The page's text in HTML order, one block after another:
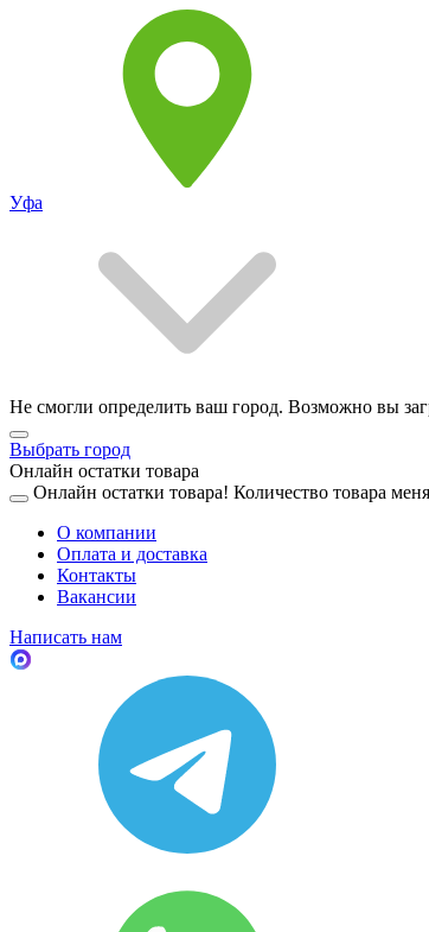
Уфа
Не смогли определить ваш город. Возможно вы
Выбрать город
Онлайн остатки товара
Онлайн остатки товара! Количество товара
О компании
Оплата и доставка
Контакты
Вакансии
Написать нам